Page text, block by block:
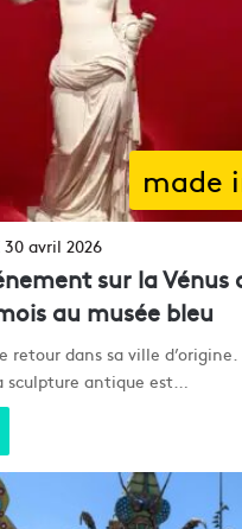
made
30 avril 2026
sur la Vénus
au musée bleu
retour dans sa ville
sculpture antique est…